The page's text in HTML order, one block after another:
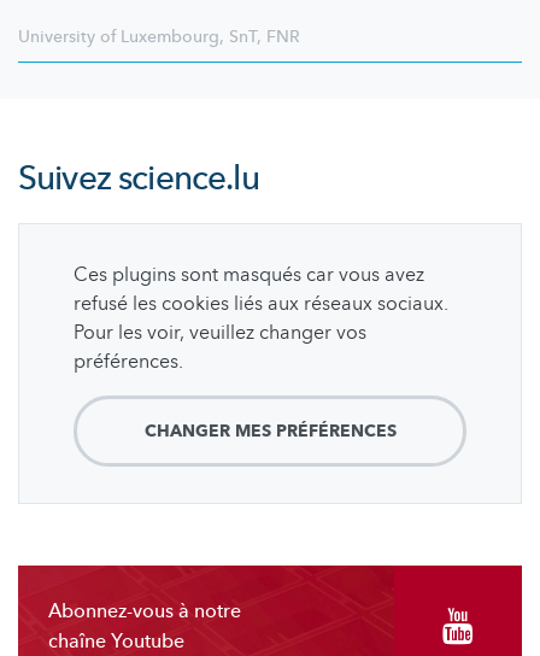
University of Luxembourg, SnT, FNR
Suivezscience.lu
Ces plugins sont masqués car vous avez
refusé les cookies liés aux réseaux sociaux.
Pour les voir, veuillez changer vos
préférences.
CHANGER MES PRÉFÉRENCES
Abonnez-vous à notre
chaîne Youtube